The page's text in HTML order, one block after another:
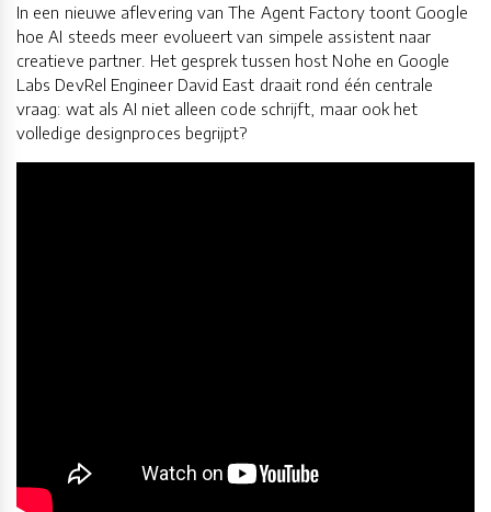
In een nieuwe aflevering van The Agent Factory toont Google
hoe AI steeds meer evolueert van simpele assistent naar
creatieve partner. Het gesprek tussen host Nohe en Google
Labs DevRel Engineer David East draait rond één centrale
vraag: wat als AI niet alleen code schrijft, maar ook het
volledige designproces begrijpt?